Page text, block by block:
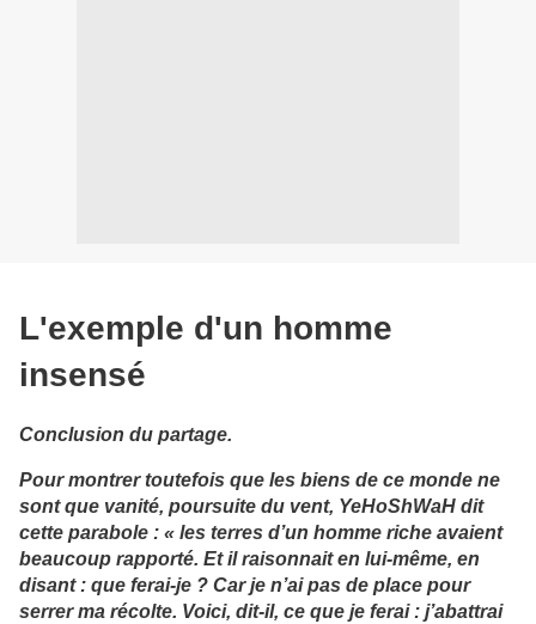
L'exemple d'un homme
insensé
Conclusion du partage.
Pour montrer toutefois que les biens de ce monde ne
sont que vanité, poursuite du vent, YeHoShWaH dit
cette parabole : « les terres d’un homme riche avaient
beaucoup rapporté. Et il raisonnait en lui-même, en
disant : que ferai-je ? Car je n’ai pas de place pour
serrer ma récolte. Voici, dit-il, ce que je ferai : j’abattrai